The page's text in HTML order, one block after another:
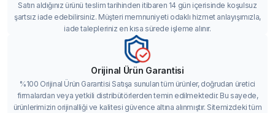
Satın aldığınız ürünü teslim tarihinden itibaren 14 gün içerisinde koşulsuz
şartsız iade edebilirsiniz. Müşteri memnuniyeti odaklı hizmet anlayışımızla,
iade talepleriniz en kısa sürede işleme alınır.
Orijinal Ürün Garantisi
%100 Orijinal Ürün Garantisi Satışa sunulan tüm ürünler, doğrudan üretici
firmalardan veya yetkili distribütörlerden temin edilmektedir. Bu sayede,
ürünlerimizin orijinalliği ve kalitesi güvence altına alınmıştır. Sitemizdeki tüm